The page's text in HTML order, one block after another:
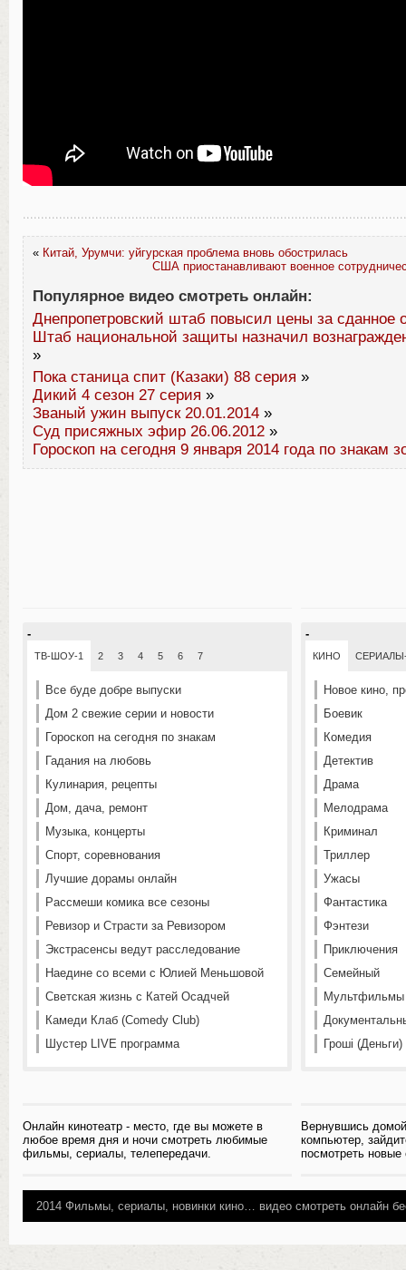
« Китай, Урумчи: уйгурская проблема вновь обострилась
США приостанавливают военное
Популярное видео смотреть онлайн:
Днепропетровский штаб повысил цены за сданное
Штаб национальной защиты назначил
»
Пока станица спит (Казаки) 88 серия »
Дикий 4 сезон 27 серия »
Званый ужин выпуск 20.01.2014 »
Суд присяжных эфир 26.06.2012 »
Гороскоп на сегодня 9 января 2014 года по знакам
-
ТВ-ШОУ-1 2 3 4 5 6 7
Все буде добре выпуски
Дом 2 свежие серии и новости
Гороскоп на сегодня по знакам
Гадания на любовь
Кулинария, рецепты
Дом, дача, ремонт
Музыка, концерты
Спорт, соревнования
Лучшие дорамы онлайн
Рассмеши комика все сезоны
Ревизор и Страсти за Ревизором
Экстрасенсы ведут расследование
Наедине со всеми с Юлией Меньшовой
Светская жизнь с Катей Осадчей
Камеди Клаб (Comedy Club)
Шустер LIVE программа
Онлайн кинотеатр - место, где вы можете в
любое время дня и ночи смотреть любимые
фильмы, сериалы, телепередачи.
-
КИНО
Новое кино,
Боевик
Комедия
Детектив
Драма
Мелодрама
Криминал
Триллер
Ужасы
Фантастика
Фэнтези
Приключения
Семейный
Мультфильмы
Гроші
Вернувшись
компьютер,
посмотреть
2014 Фильмы, сериалы, новинки кино… видео смотреть онлайн